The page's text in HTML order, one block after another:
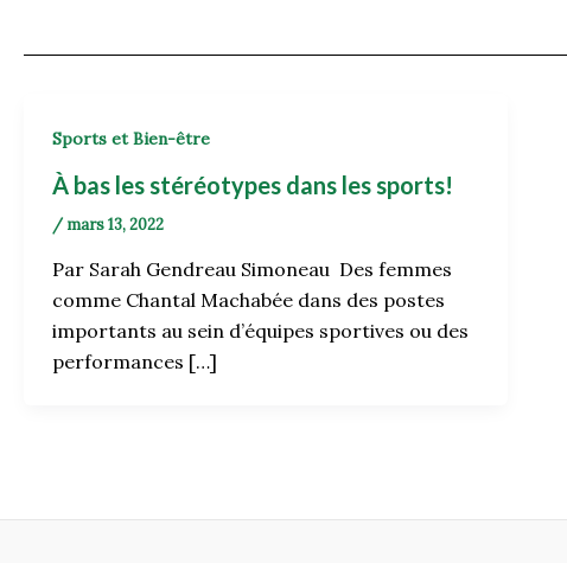
Sports et Bien-être
À bas les stéréotypes dans les sports!
/ mars 13, 2022
Par Sarah Gendreau Simoneau Des femmes
comme Chantal Machabée dans des postes
importants au sein d’équipes sportives ou des
performances […]